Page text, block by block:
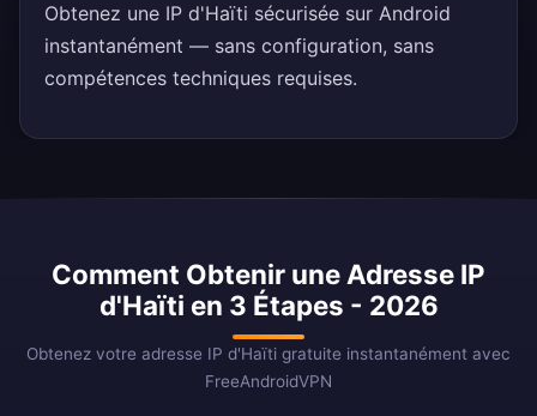
Obtenez une IP d'Haïti sécurisée sur Android
instantanément — sans configuration, sans
compétences techniques requises.
Comment Obtenir une Adresse IP
d'Haïti en 3 Étapes - 2026
Obtenez votre adresse IP d'Haïti gratuite instantanément avec
FreeAndroidVPN